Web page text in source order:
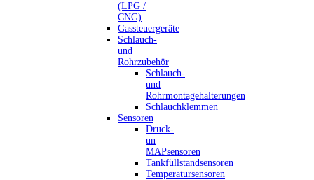
(LPG /
CNG)
Gassteuergeräte
Schlauch-
und
Rohrzubehör
Schlauch-
und
Rohrmontagehalterungen
Schlauchklemmen
Sensoren
Druck-
un
MAPsensoren
Tankfüllstandsensoren
Temperatursensoren